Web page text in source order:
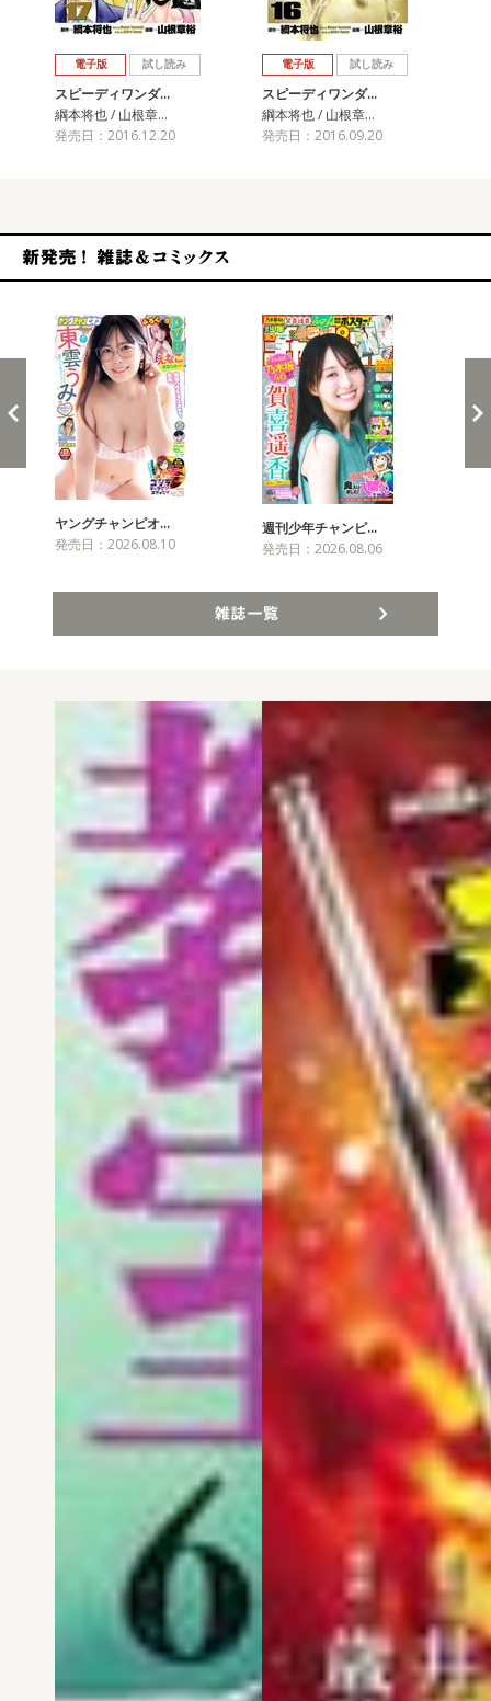
電子版 試し読み
スピーディワンダ…
綱本将也 / 山根章…
発売日：2016.12.20
電子版 試し読み
スピーディワンダ…
綱本将也 / 山根章…
発売日：2016.09.20
ヤングチャンピオ…
発売日：2026.08.10
週刊少年チャンピ…
発売日：2026.08.06